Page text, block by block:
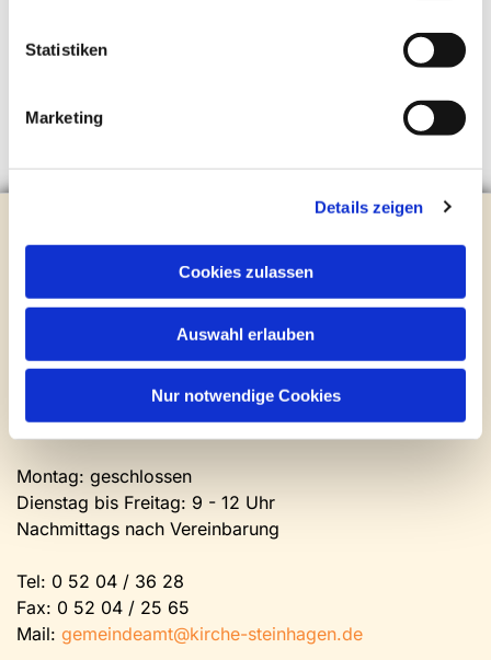
Statistiken
Marketing
Details zeigen
Cookies zulassen
Auswahl erlauben
Nur notwendige Cookies
Brockhagener Straße 28 | 33803 Steinhagen
0 52 04 / 36 28
Mail:gemeindeamt@kirche-steinhagen.de
Newsletter abonnieren
Kontakt und Öffnungszeiten
Gemeinde- und Friedhofsamt
Montag: geschlossen
Dienstag bis Freitag: 9 - 12 Uhr
Nachmittags nach Vereinbarung
Tel: 0 52 04 / 36 28
Fax: 0 52 04 / 25 65
Mail: gemeindeamt@kirche-steinhagen.de